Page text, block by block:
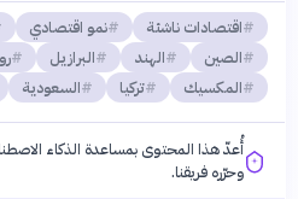
اقتصادات ناشئة نمو اقتصادي
الصين
الهند البرازيل
المكسيك
تركيا السعودية
أُعدّ هذا المحتوى بمساعدة الذكاء
وحرّره فريقنا.